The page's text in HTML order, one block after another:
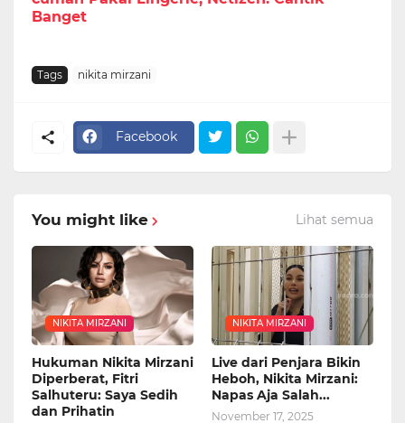
Banget
Tags nikita mirzani
Facebook
You might like Lihat semua
NIKITA MIRZANI
Hukuman Nikita Mirzani
Diperberat, Fitri
Salhuteru: Saya Sedih
dan Prihatin
NIKITA MIRZANI
Live dari Penjara Bikin
Heboh, Nikita Mirzani:
Napas Aja Salah...
November 17, 2025